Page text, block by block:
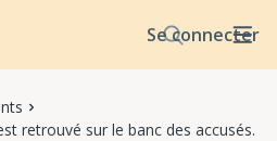
Se connecter
retrouvé sur le banc des accusés.